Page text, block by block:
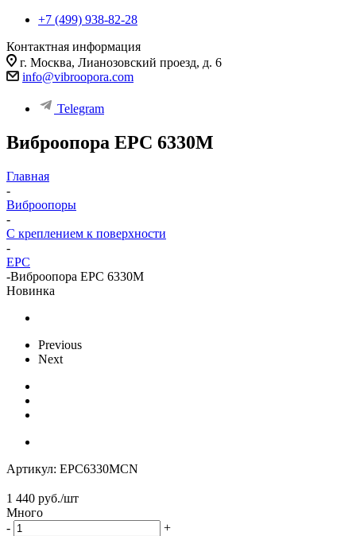
+7 (499) 938-82-28
Контактная информация
г. Москва, Лианозовский проезд, д. 6
info@vibroopora.com
Telegram
Виброопора EPC 6330M
Главная
-
Виброопоры
-
С креплением к поверхности
-
EPC
-Виброопора EPC 6330M
Новинка
Previous
Next
Артикул: EPC6330MCN
1 440 руб./шт
Много
-
+